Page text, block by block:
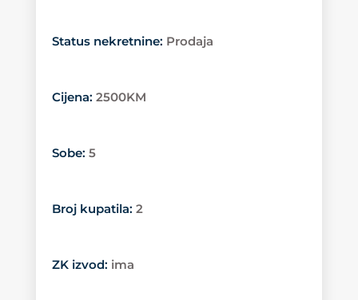
Status nekretnine: Prodaja
Cijena: 2500KM
Sobe: 5
Broj kupatila: 2
ZK izvod: ima